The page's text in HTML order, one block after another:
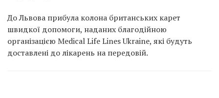
До Львова прибула колона британських карет
швидкої допомоги, наданих благодійною
організацією Medical Life Lines Ukraine, які будуть
доставлені до лікарень на передовій.